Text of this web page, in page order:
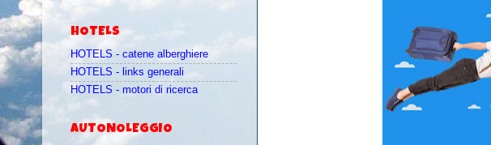
HOTELS
HOTELS - catene alberghiere
HOTELS - links generali
HOTELS - motori di ricerca
AUTONOLEGGIO